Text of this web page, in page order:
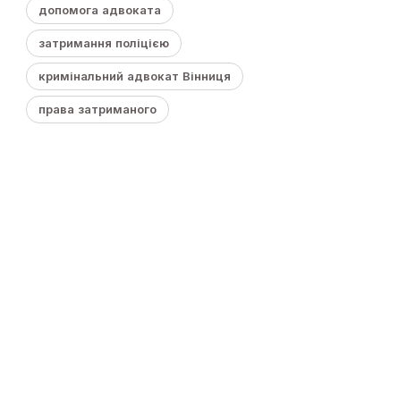
допомога адвоката
затримання поліцією
кримінальний адвокат Вінниця
права затриманого